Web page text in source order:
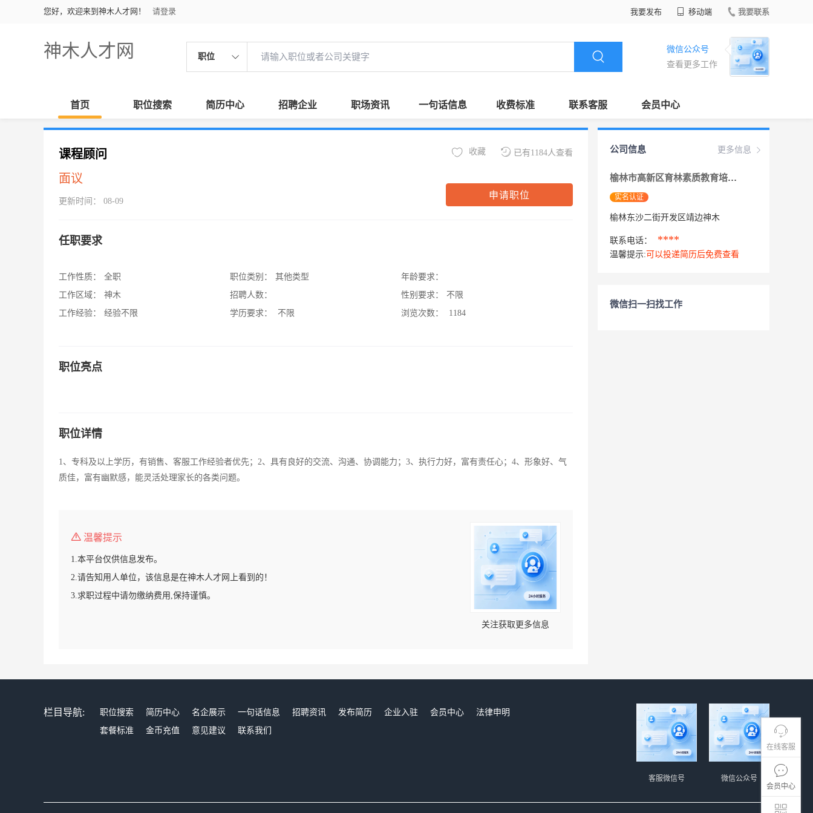
您好，欢迎来到神木人才网！ 请登录 我要发布 移动端 我要联系
神木人才网 职位
微信公众号
查看更多工作
首页 职位搜索 简历中心 招聘企业 职场资讯 一句话信息 收费标准 联系客服 会员中心
在线客服
会员中心
课程顾问
面议
更新时间： 08-09
已有1184人查看
收藏
申请职位
任职要求
工作性质：
全职
工作区域：
神木
工作经验：
经验不限
职位类别：
其他类型
招聘人数：
学历要求：
不限
年龄要求：
性别要求：
不限
浏览次数：
1184
职位亮点
职位详情
1、专科及以上学历，有销售、客服工作经验者优先；2、具有良好的交流、沟通、协调能力；3、执行力好，富有责任心；4、形象好、气
质佳，富有幽默感，能灵活处理家长的各类问题。
温馨提示
1.本平台仅供信息发布。
2.请告知用人单位，该信息是在神木人才网上看到的！
3.求职过程中请勿缴纳费用,保持谨慎。
关注获取更多信息
更多信息
公司信息
榆林市高新区育林素质教育培训中心有限公司
实名认证
榆林东沙二街开发区靖边神木
联系电话： ****
温馨提示: 可以投递简历后免费查看
微信扫一扫找工作
栏目导航: 职位搜索 简历中心 名企展示 一句话信息 招聘资讯 发布简历 企业入驻 会员中心
法律申明
套餐标准
金币充值 意见建议 联系我们
微信公众号
客服微信号